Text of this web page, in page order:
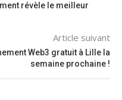
révèle le meilleur
Article suivant
Web3 gratuit à Lille la
semaine prochaine !